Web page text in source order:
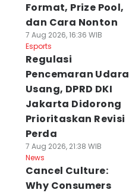
Format, Prize Pool,
dan Cara Nonton
7 Aug 2026, 16:36 WIB
Esports
Regulasi
Pencemaran Udara
Usang, DPRD DKI
Jakarta Didorong
Prioritaskan Revisi
Perda
7 Aug 2026, 21:38 WIB
News
Cancel Culture:
Why Consumers